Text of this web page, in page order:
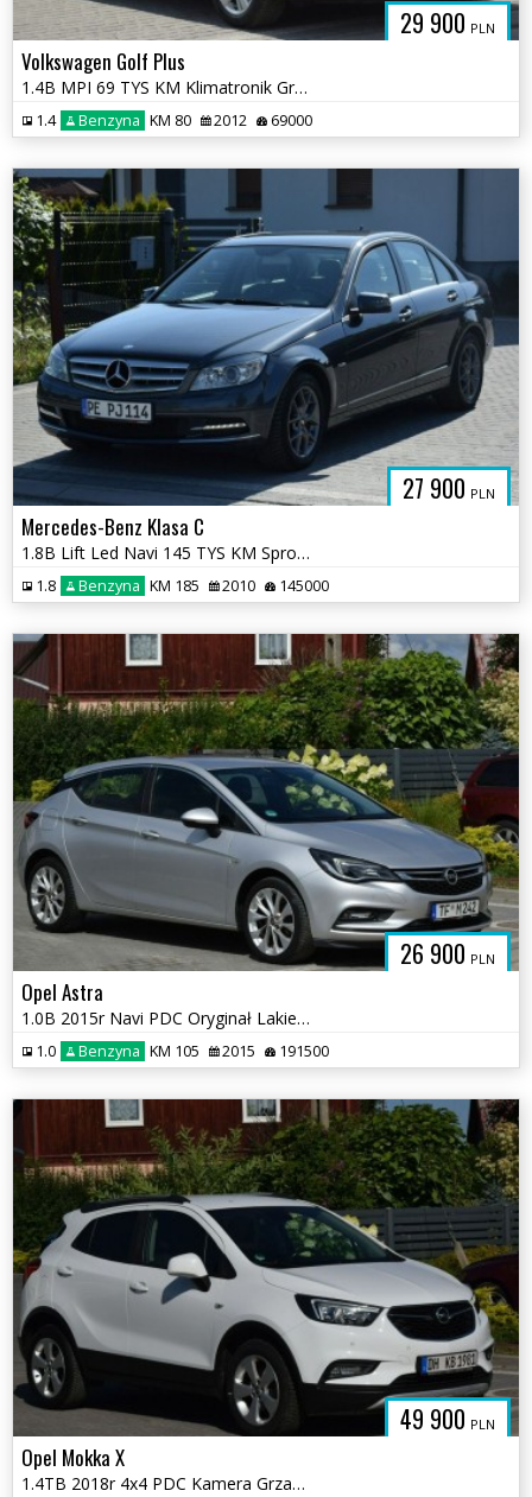
29 900 PLN
Volkswagen Golf Plus
1.4B MPI 69 TYS KM Klimatronik Grzane Fotele Sprowadzony
1.4 Benzyna KM 80 2012 69000
27 900 PLN
Mercedes-Benz Klasa C
1.8B Lift Led Navi 145 TYS KM Sprowadzony Opłacony
1.8 Benzyna KM 185 2010 145000
26 900 PLN
Opel Astra
1.0B 2015r Navi PDC Oryginał Lakier Nowy Rozrząd Sprowadzony
1.0 Benzyna KM 105 2015 191500
49 900 PLN
Opel Mokka X
1.4TB 2018r 4x4 PDC Kamera Grzane Fotele i Kierownica Sprowadzony